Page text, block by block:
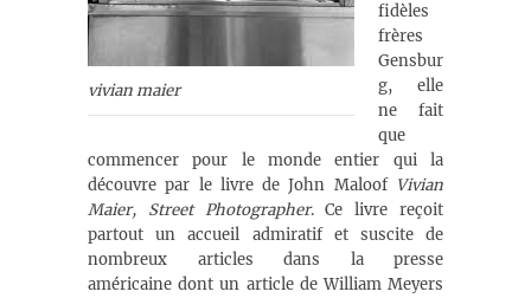
vivian maier
fidèles
frères
Gensbur
g, elle
ne fait
que
commencer pour le monde entier qui la
découvre par le livre de John Maloof Vivian
Maier, Street Photographer. Ce livre reçoit
partout un accueil admiratif et suscite de
nombreux articles dans la presse
américaine dont un article de William Meyers